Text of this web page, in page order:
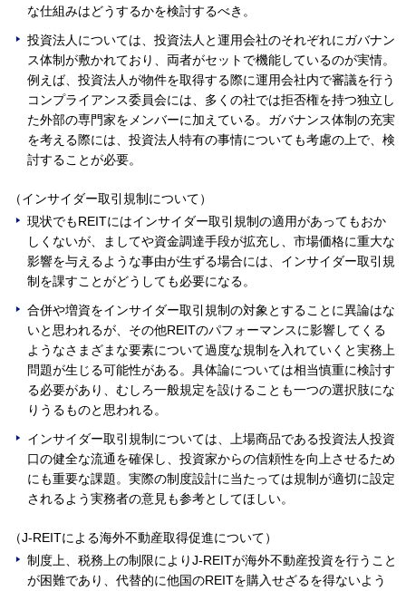
な仕組みはどうするかを検討するべき。
投資法人については、投資法人と運用会社のそれぞれにガバナン
ス体制が敷かれており、両者がセットで機能しているのが実情。
例えば、投資法人が物件を取得する際に運用会社内で審議を行う
コンプライアンス委員会には、多くの社では拒否権を持つ独立し
た外部の専門家をメンバーに加えている。ガバナンス体制の充実
を考える際には、投資法人特有の事情についても考慮の上で、検
討することが必要。
（インサイダー取引規制について）
現状でもREITにはインサイダー取引規制の適用があってもおか
しくないが、ましてや資金調達手段が拡充し、市場価格に重大な
影響を与えるような事由が生ずる場合には、インサイダー取引規
制を課すことがどうしても必要になる。
合併や増資をインサイダー取引規制の対象とすることに異論はな
いと思われるが、その他REITのパフォーマンスに影響してくる
ようなさまざまな要素について過度な規制を入れていくと実務上
問題が生じる可能性がある。具体論については相当慎重に検討す
る必要があり、むしろ一般規定を設けることも一つの選択肢にな
りうるものと思われる。
インサイダー取引規制については、上場商品である投資法人投資
口の健全な流通を確保し、投資家からの信頼性を向上させるため
にも重要な課題。実際の制度設計に当たっては規制が適切に設定
されるよう実務者の意見も参考としてほしい。
（J-REITによる海外不動産取得促進について）
制度上、税務上の制限によりJ-REITが海外不動産投資を行うこと
が困難であり、代替的に他国のREITを購入せざるを得ないよう